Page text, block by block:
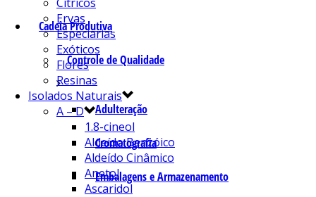
Cadeia Produtiva
Controle de Qualidade
Adulteração
Cromatografia
Embalagens e Armazenamento
Ervas
Especiarias
Exóticos
Flores
Resinas
Isolados Naturais
A – D
1.8-cineol
Aldeído Benzóico
Aldeído Cinâmico
Anetol
Ascaridol